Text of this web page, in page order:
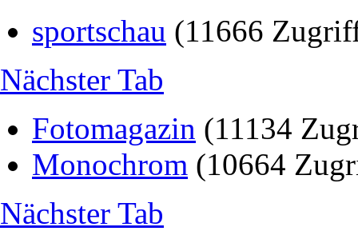
sportschau (11666
Nächster Tab
Fotomagazin (11134
Monochrom (10664
Nächster Tab